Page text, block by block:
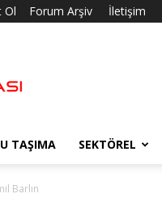
Ol Forum Arşiv İletişim
TAŞIMA SEKTÖREL
Barlın